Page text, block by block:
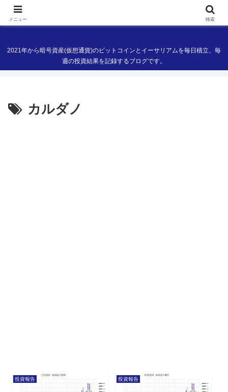
現役ITエンジニアの暗号資産(仮想通貨)ブログ
2021年から暗号資産(仮想通貨)のビットコインとイーサリアムを毎日積立、毎
週の投資結果を記録するブログです。
カルダノ
投資報告 投資報告
メニュー 検索